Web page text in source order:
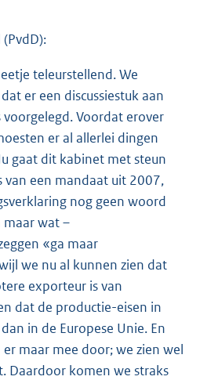
(PvdD):
teleurstellend. We
er een discussiestuk aan
voorgelegd. Voordat erover
er al allerlei dingen
gaat dit kabinet met steun
van een mandaat uit 2007,
nog geen woord
wat –
«ga maar
we nu al kunnen zien dat
exporteur is van
dat de productie-eisen in
in de Europese Unie. En
er maar mee door; we zien wel
Daardoor komen we straks